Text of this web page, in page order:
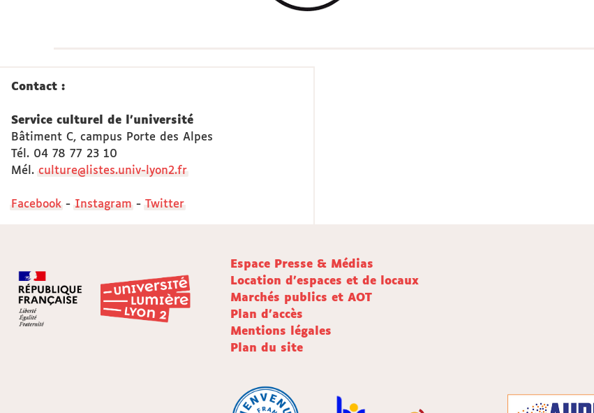
Contact :
Service culturel de l'université
Bâtiment C, campus Porte des Alpes
Tél. 04 78 77 23 10
Mél. culture@listes.univ-lyon2.fr
Facebook - Instagram - Twitter
Espace Presse & Médias
Location d'espaces et de locaux
Marchés publics et AOT
Plan d'accès
Mentions légales
Plan du site